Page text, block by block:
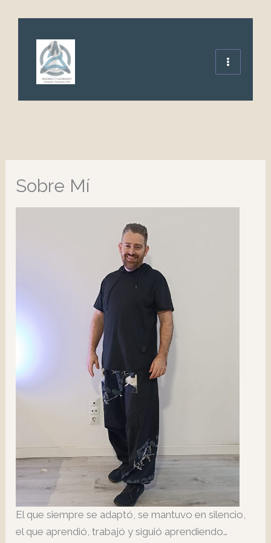
contenido
Sobre Mí
El que siempre se adaptó, se mantuvo en silencio,
el que aprendió, trabajó y siguió aprendiendo…